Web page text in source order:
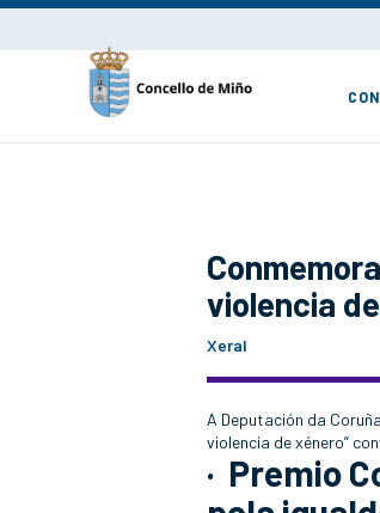
violencia
Xeral
A Deputación da
violencia de xénero”
· Premio